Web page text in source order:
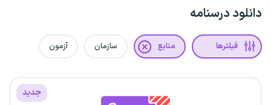
دانلود درسنامه
فیلترها منابع سازمان آزمون
جدید